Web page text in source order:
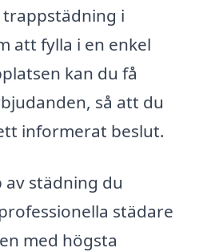
i
att fylla i en enkel
kan du få
så att du
informerat beslut.
av städning du
städare
med högsta